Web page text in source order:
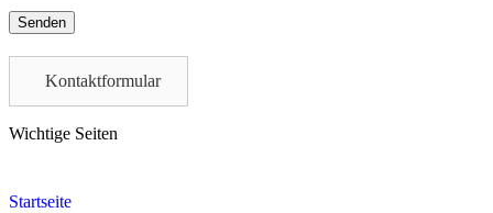
Please
leave
empty.Kontaktformular
Wichtige Seiten
Startseite